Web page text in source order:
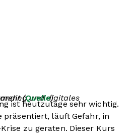
(Quelle)
ist heutzutage sehr wichtig.
präsentiert, läuft Gefahr, in
zu geraten. Dieser Kurs